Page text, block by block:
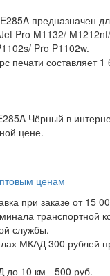
предназначен
Pro M1132/
Pro P1102w.
печати составляет 1
Чёрный в
цене.
ценам
при заказе от 15
транспортной
службы.
МКАД 300 рублей
до 10 км - 500 руб.